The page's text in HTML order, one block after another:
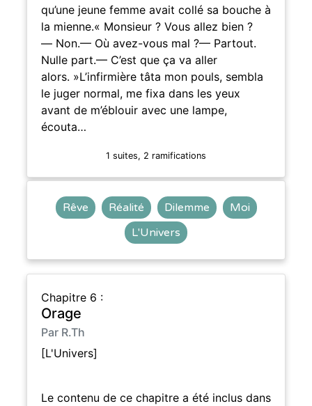
qu’une jeune femme avait collé sa bouche à
la mienne.« Monsieur ? Vous allez bien ?
— Non.— Où avez-vous mal ?— Partout.
Nulle part.— C’est que ça va aller
alors. »L’infirmière tâta mon pouls, sembla
le juger normal, me fixa dans les yeux
avant de m’éblouir avec une lampe,
écouta…
1 suites, 2 ramifications
Rêve Réalité Dilemme
Moi
L'Univers
Chapitre 6 :
Orage
Par R.Th
[L'Univers]
Le contenu de ce chapitre a été inclus dans